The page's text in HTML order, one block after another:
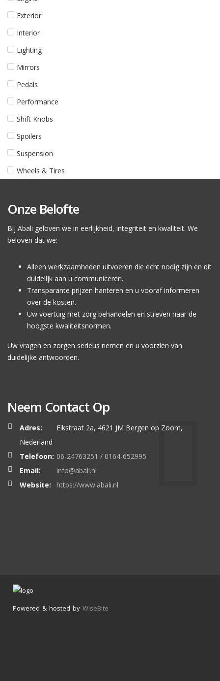
Exterior
Interior
Lighting
Mirrors
Pedals
Performance
Shift Knobs
Spoilers
Suspension
Wheels & Tires
Onze Belofte
Bij Abali geloven we in eerlijkheid, integriteit en kwaliteit. We
beloven dat we:
Alleen werkzaamheden uitvoeren die echt nodig zijn en dit
duidelijk aan u communiceren.
Transparante prijzen hanteren en u vooraf informeren
over de kosten.
Uw voertuig met zorg behandelen en streven naar de
hoogste kwaliteitsnormen.
Uw vragen en zorgen serieus nemen en u voorzien van
duidelijke antwoorden.
Neem Contact Op
Adres:
Eikstraat 2a, 4621 JM Bergen op Zoom,
Nederland
Telefoon: 06-24763251 / 0164-652995
Email:
info@abali.nl
Website:
https://www.abali.nl
Powered & hosted by WiseBite